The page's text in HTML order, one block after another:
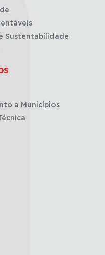
Sustentabilidade
a Municípios